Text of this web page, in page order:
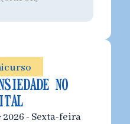
NO
2026 - Sexta-feira